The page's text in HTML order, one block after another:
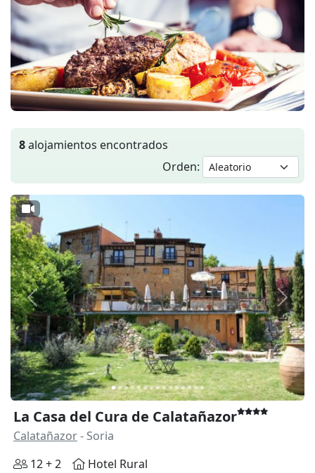
8alojamientos encontrados
Orden:
Anterior
La Casa del Cura de Calatañazor
Calatañazor- Soria
12 + 2
Hotel Rural